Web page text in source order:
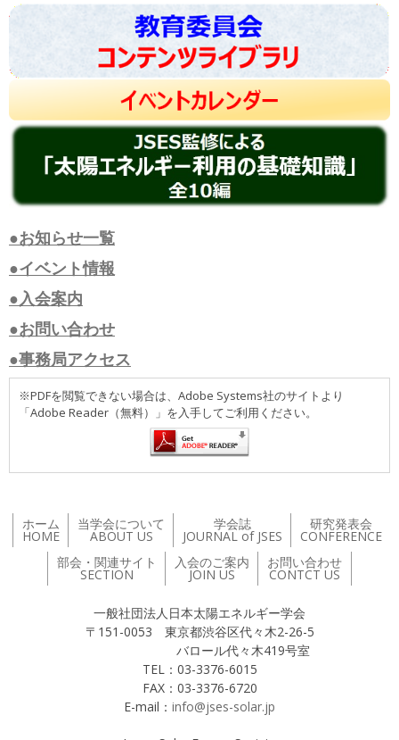
●お知らせ一覧
●イベント情報
●入会案内
●お問い合わせ
●事務局アクセス
※PDFを閲覧できない場合は、Adobe Systems社のサイトより
「Adobe Reader（無料）」を入手してご利用ください。
ホーム
HOME
当学会について
ABOUT US
学会誌
JOURNAL of JSES
研究発表会
CONFERENCE
部会・関連サイト
SECTION
入会のご案内
JOIN US
お問い合わせ
CONTCT US
一般社団法人日本太陽エネルギー学会
〒151-0053 東京都渋谷区代々木2-26-5
バロール代々木419号室
TEL：03-3376-6015
FAX：03-3376-6720
E-mail： info@jses-solar.jp